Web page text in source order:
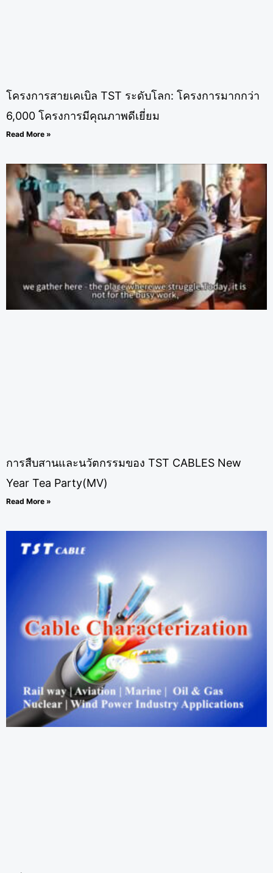
โครงการสายเคเบิล TST ระดับโลก: โครงการมากกว่า
6,000 โครงการมีคุณภาพดีเยี่ยม
Read More »
การสืบสานและนวัตกรรมของ TST CABLES New
Year Tea Party(MV)
Read More »